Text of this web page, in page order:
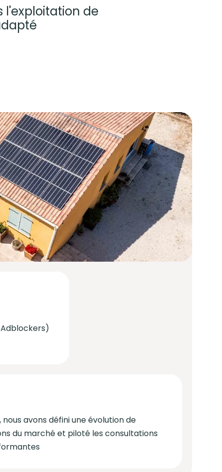
l'exploitation de
avons défini une évolution de
du marché et piloté les consultations